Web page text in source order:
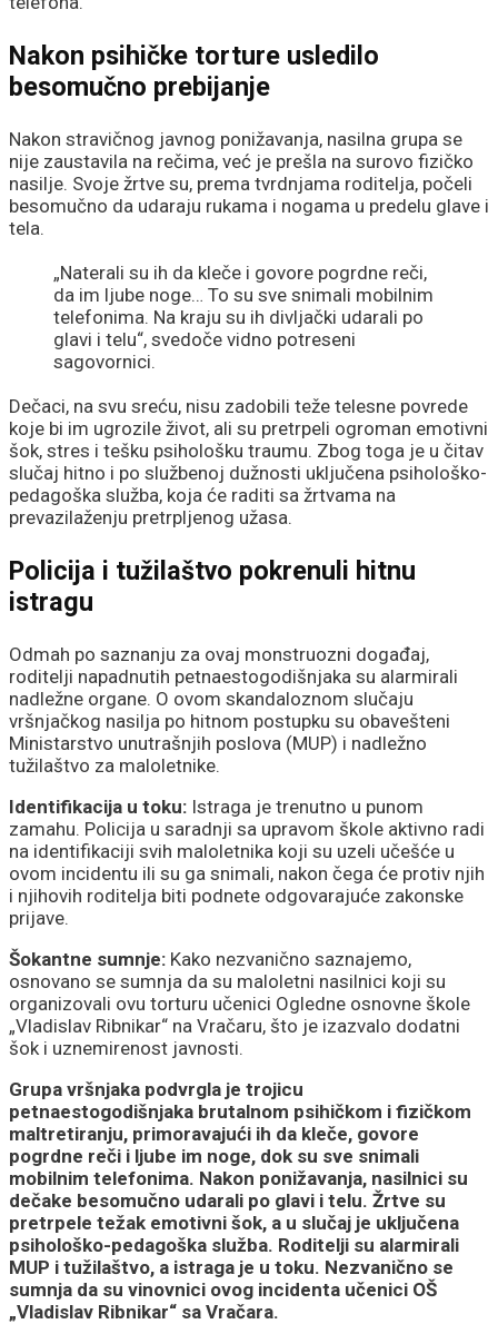
Nakon psihičke torture usledilo
besomučno prebijanje
Nakon stravičnog javnog ponižavanja, nasilna grupa se
nije zaustavila na rečima, već je prešla na surovo fizičko
nasilje. Svoje žrtve su, prema tvrdnjama roditelja, počeli
besomučno da udaraju rukama i nogama u predelu glave i
tela.
„Naterali su ih da kleče i govore pogrdne reči,
da im ljube noge… To su sve snimali mobilnim
telefonima. Na kraju su ih divljački udarali po
glavi i telu“, svedoče vidno potreseni
sagovornici.
Dečaci, na svu sreću, nisu zadobili teže telesne povrede
koje bi im ugrozile život, ali su pretrpeli ogroman emotivni
šok, stres i tešku psihološku traumu. Zbog toga je u čitav
slučaj hitno i po službenoj dužnosti uključena psihološko-
pedagoška služba, koja će raditi sa žrtvama na
prevazilaženju pretrpljenog užasa.
Policija i tužilaštvo pokrenuli hitnu
istragu
Odmah po saznanju za ovaj monstruozni događaj,
roditelji napadnutih petnaestogodišnjaka su alarmirali
nadležne organe. O ovom skandaloznom slučaju
vršnjačkog nasilja po hitnom postupku su obavešteni
Ministarstvo unutrašnjih poslova (MUP) i nadležno
tužilaštvo za maloletnike.
Identifikacija u toku: Istraga je trenutno u punom
zamahu. Policija u saradnji sa upravom škole aktivno radi
na identifikaciji svih maloletnika koji su uzeli učešće u
ovom incidentu ili su ga snimali, nakon čega će protiv njih
i njihovih roditelja biti podnete odgovarajuće zakonske
prijave.
Šokantne sumnje: Kako nezvanično saznajemo,
osnovano se sumnja da su maloletni nasilnici koji su
organizovali ovu torturu učenici Ogledne osnovne škole
„Vladislav Ribnikar“ na Vračaru, što je izazvalo dodatni
šok i uznemirenost javnosti.
Grupa vršnjaka podvrgla je trojicu
petnaestogodišnjaka brutalnom psihičkom i fizičkom
maltretiranju, primoravajući ih da kleče, govore
pogrdne reči i ljube im noge, dok su sve snimali
mobilnim telefonima. Nakon ponižavanja, nasilnici su
dečake besomučno udarali po glavi i telu. Žrtve su
pretrpele težak emotivni šok, a u slučaj je uključena
psihološko-pedagoška služba. Roditelji su alarmirali
MUP i tužilaštvo, a istraga je u toku. Nezvanično se
sumnja da su vinovnici ovog incidenta učenici OŠ
„Vladislav Ribnikar“ sa Vračara.